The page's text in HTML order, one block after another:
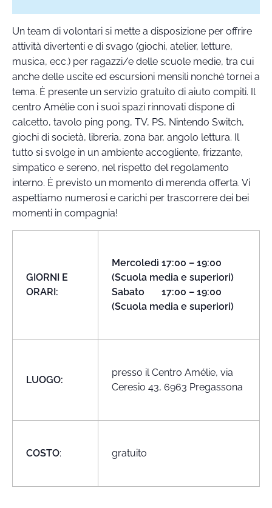
Un team di volontari si mette a disposizione per offrire
attività divertenti e di svago (giochi, atelier, letture,
musica, ecc.) per ragazzi/e delle scuole medie, tra cui
anche delle uscite ed escursioni mensili nonché tornei a
tema. È presente un servizio gratuito di aiuto compiti. Il
centro Amélie con i suoi spazi rinnovati dispone di
calcetto, tavolo ping pong, TV, PS, Nintendo Switch,
giochi di società, libreria, zona bar, angolo lettura. Il
tutto si svolge in un ambiente accogliente, frizzante,
simpatico e sereno, nel rispetto del regolamento
interno. È previsto un momento di merenda offerta. Vi
aspettiamo numerosi e carichi per trascorrere dei bei
momenti in compagnia!
GIORNI E
ORARI:
Mercoledì 17:00 – 19:00
(Scuola media e superiori)
Sabato 17:00 – 19:00
(Scuola media e superiori)
LUOGO:
presso il Centro Amélie, via
Ceresio 43, 6963 Pregassona
COSTO: gratuito